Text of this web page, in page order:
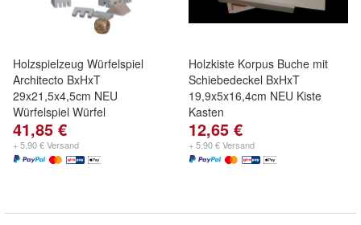
Holzspielzeug Würfelspiel
Architecto BxHxT
29x21,5x4,5cm NEU
Würfelspiel Würfel
41,85 €
+ 5,90 € Versand
Holzkiste Korpus Buche mit
Schiebedeckel BxHxT
19,9x5x16,4cm NEU Kiste
Kasten
12,65 €
+ 5,90 € Versand